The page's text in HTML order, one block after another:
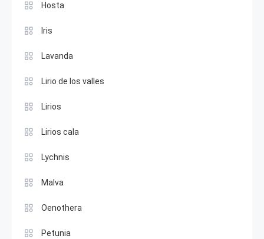
Hosta
Iris
Lavanda
Lirio de los valles
Lirios
Lirios cala
Lychnis
Malva
Oenothera
Petunia